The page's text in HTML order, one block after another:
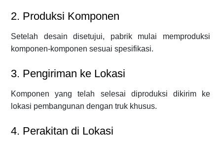
2. Produksi Komponen
Setelah desain disetujui, pabrik mulai memproduksi
komponen-komponen sesuai spesifikasi.
3. Pengiriman ke Lokasi
Komponen yang telah selesai diproduksi dikirim ke
lokasi pembangunan dengan truk khusus.
4. Perakitan di Lokasi